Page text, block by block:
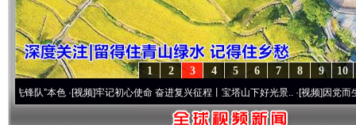
10
9
8
7
6
5
4
3
2
1
·[视频]牢记初心使命 奋进复兴征程丨宝塔山下好光景..·[视频]因党而生 为党而